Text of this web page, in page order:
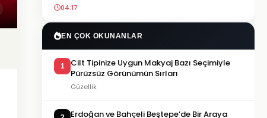
04:17
EN ÇOK OKUNANLAR
1
Cilt Tipinize Uygun Makyaj Bazı Seçimiyle
Pürüzsüz Görünümün Sırları
Güzellik
Erdoğan ve Bahçeli Beştepe’de Bir Araya